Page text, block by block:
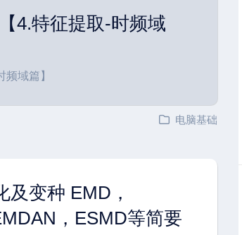
4.特征提取-时频域
域篇】
电脑基础
变种 EMD，
，ESMD等简要